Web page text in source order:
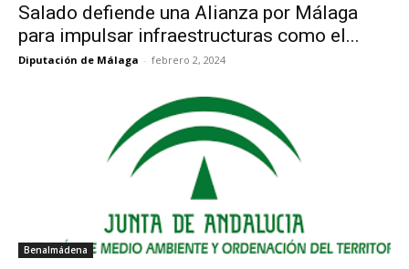
Salado defiende una Alianza por Málaga
para impulsar infraestructuras como el...
Diputación de Málaga - febrero 2, 2024
Benalmádena